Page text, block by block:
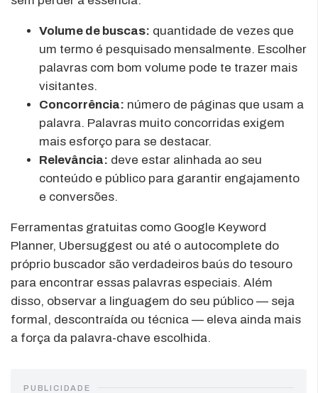
Volume de buscas: quantidade de vezes que
um termo é pesquisado mensalmente. Escolher
palavras com bom volume pode te trazer mais
visitantes.
Concorrência: número de páginas que usam a
palavra. Palavras muito concorridas exigem
mais esforço para se destacar.
Relevância: deve estar alinhada ao seu
conteúdo e público para garantir engajamento
e conversões.
Ferramentas gratuitas como Google Keyword
Planner, Ubersuggest ou até o autocomplete do
próprio buscador são verdadeiros baús do tesouro
para encontrar essas palavras especiais. Além
disso, observar a linguagem do seu público — seja
formal, descontraída ou técnica — eleva ainda mais
a força da palavra-chave escolhida.
PUBLICIDADE